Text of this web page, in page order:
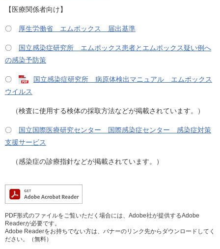
【医療関係者向け】
〇 厚生労働省 エムポックス 届出基準
〇
国立感染症研究所 エムポックス患者とエムポックス疑い例へ
の感染予防策
〇
国立感染症研究所 病原体検出マニュアル エムポックス
ウイルス
（検査に使用する検体の採取方法などが掲載されています。）
〇
国立国際医療研究センター 国際感染症センター 感染症対策
支援サービス
（感染症の診療指針などが掲載されています。）
PDF形式のファイルをご覧いただく場合には、Adobe社が提供するAdobe
Readerが必要です。
Adobe Readerをお持ちでない方は、バナーのリンク先からダウンロードしてく
ださい。（無料）